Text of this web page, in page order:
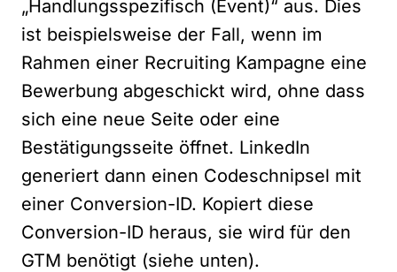
„Handlungsspezifisch (Event)“ aus. Dies
ist beispielsweise der Fall, wenn im
Rahmen einer Recruiting Kampagne eine
Bewerbung abgeschickt wird, ohne dass
sich eine neue Seite oder eine
Bestätigungsseite öffnet. LinkedIn
generiert dann einen Codeschnipsel mit
einer Conversion-ID. Kopiert diese
Conversion-ID heraus, sie wird für den
GTM benötigt (siehe unten).